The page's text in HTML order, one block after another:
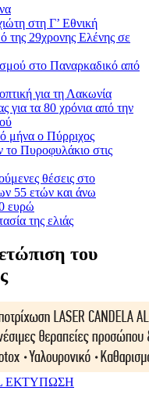
στη Γ’ Εθνική
της 29χρονης Ελένης σε
στο Παναρκαδικό από
για τη Λακωνία
τα 80 χρόνια από την
μήνα ο Πύρριχος
το Πυροφυλάκιο στις
θέσεις στο
55 ετών και άνω
ευρώ
της ελιάς
του
ΕΚΤΥΠΩΣΗ